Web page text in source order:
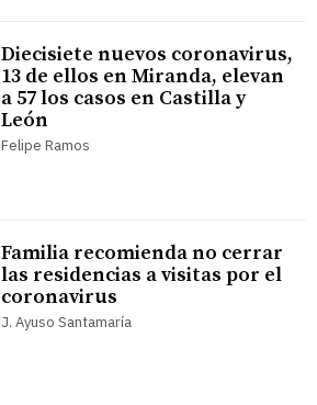
Diecisiete nuevos coronavirus,
13 de ellos en Miranda, elevan
a 57 los casos en Castilla y
León
Felipe Ramos
Familia recomienda no cerrar
las residencias a visitas por el
coronavirus
J. Ayuso Santamaría